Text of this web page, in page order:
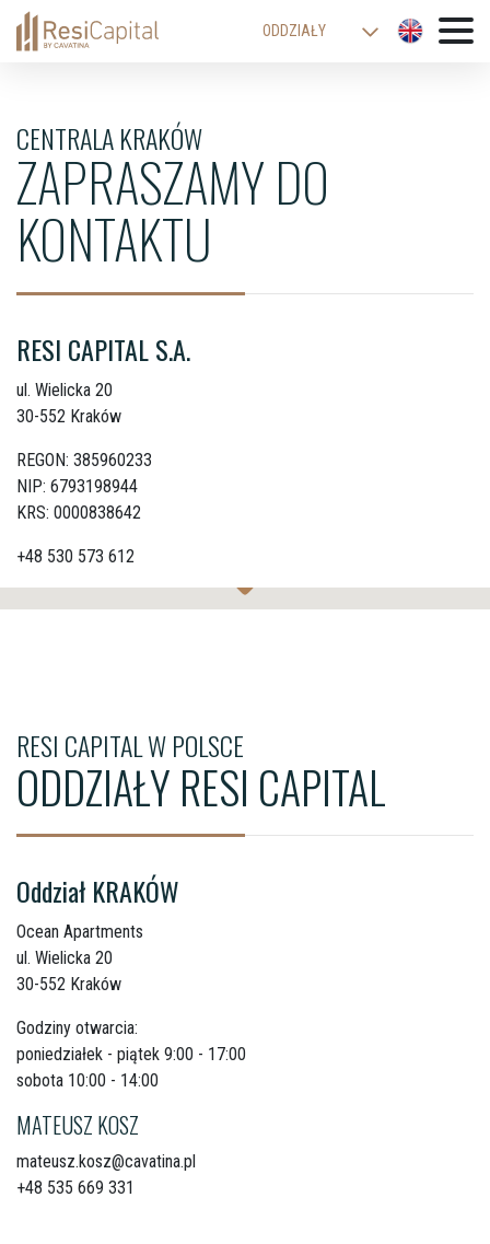
ODDZIAŁY
ŁÓDŹ
CENTRALA KRAKÓW
ZAPRASZAMY DO
KONTAKTU
RESI CAPITAL S.A.
ul. Wielicka 20
30-552 Kraków
REGON: 385960233
NIP: 6793198944
KRS: 0000838642
+48 530 573 612
RESI CAPITAL W POLSCE
ODDZIAŁY RESI CAPITAL
Oddział KRAKÓW
Ocean Apartments
ul. Wielicka 20
30-552 Kraków
Godziny otwarcia:
poniedziałek - piątek 9:00 - 17:00
sobota 10:00 - 14:00
MATEUSZ KOSZ
mateusz.kosz@cavatina.pl
+48 535 669 331